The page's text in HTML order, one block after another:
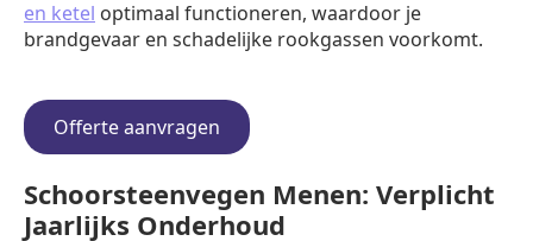
en ketel optimaal functioneren, waardoor je
brandgevaar en schadelijke rookgassen voorkomt.
Offerte aanvragen
Schoorsteenvegen Menen: Verplicht
Jaarlijks Onderhoud